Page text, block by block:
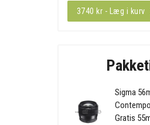
3740 kr - Læg i kurv
Sigma
Gratis